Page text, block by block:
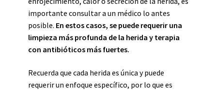
importante consultar a un médico lo antes
posible. En estos casos, se puede requerir una
limpieza más profunda de la herida y terapia
con antibióticos más fuertes.
Recuerda que cada herida es única y puede
requerir un enfoque específico, por lo que es